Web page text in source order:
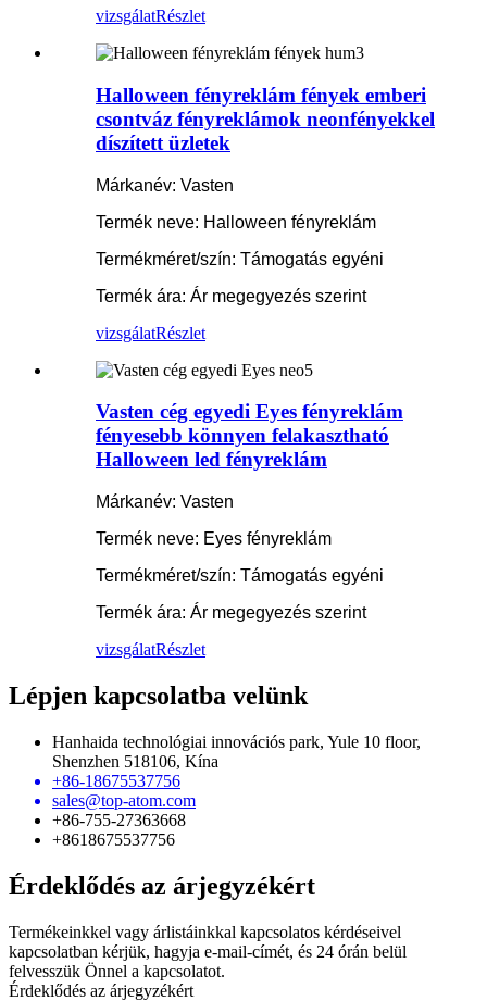
vizsgálatRészlet
Halloween fényreklám fények emberi
csontváz fényreklámok neonfényekkel
díszített üzletek
Márkanév: Vasten
Termék neve: Halloween fényreklám
Termékméret/szín: Támogatás egyéni
Termék ára: Ár megegyezés szerint
vizsgálatRészlet
Vasten cég egyedi Eyes fényreklám
fényesebb könnyen felakasztható
Halloween led fényreklám
Márkanév: Vasten
Termék neve: Eyes fényreklám
Termékméret/szín: Támogatás egyéni
Termék ára: Ár megegyezés szerint
vizsgálatRészlet
Lépjen kapcsolatba velünk
Hanhaida technológiai innovációs park, Yule 10 floor,
Shenzhen 518106, Kína
+86-18675537756
sales@top-atom.com
+86-755-27363668
+8618675537756
Érdeklődés az árjegyzékért
Termékeinkkel vagy árlistáinkkal kapcsolatos kérdéseivel
kapcsolatban kérjük, hagyja e-mail-címét, és 24 órán belül
felvesszük Önnel a kapcsolatot.
Érdeklődés az árjegyzékért